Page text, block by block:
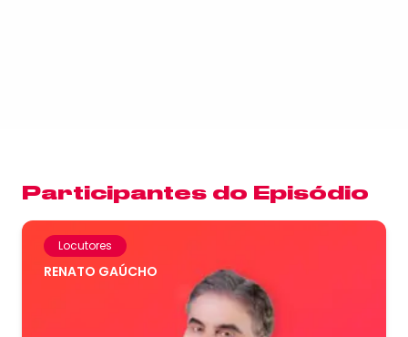
Participantes do Episódio
Locutores
RENATO GAÚCHO